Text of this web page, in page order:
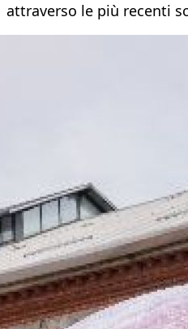
attraverso le più recenti